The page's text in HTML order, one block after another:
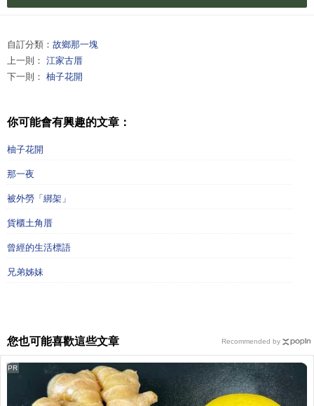
自訂分類： 故鄉那一塊
上一則： 江家古厝
下一則： 柚子花開
你可能會有興趣的文章：
柚子花開
那一夜
被外勞「綁架」
貨櫃土角厝
曾經的生活標語
兄弟姊妹
您也可能喜歡這些文章
PR
Recommended by